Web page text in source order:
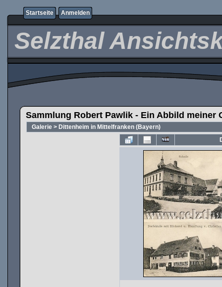
Startseite Anmelden
Selzthal
Sammlung Robert Pawlik - Ein Abbild meiner
Galerie > Dittenheim in Mittelfranken (Bayern)